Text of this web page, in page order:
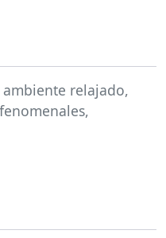
relajado,